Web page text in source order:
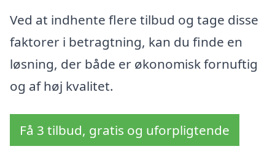
Ved at indhente flere tilbud og tage disse
faktorer i betragtning, kan du finde en
løsning, der både er økonomisk fornuftig
og af høj kvalitet.
Få 3 tilbud, gratis og uforpligtende